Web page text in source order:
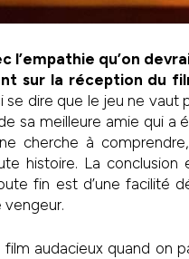
l’empathie qu’on
sur la réception du
se dire que le jeu ne vaut
sa meilleure amie qui
cherche à
histoire. La conclusion
fin est d’une facilité
audacieux quand on